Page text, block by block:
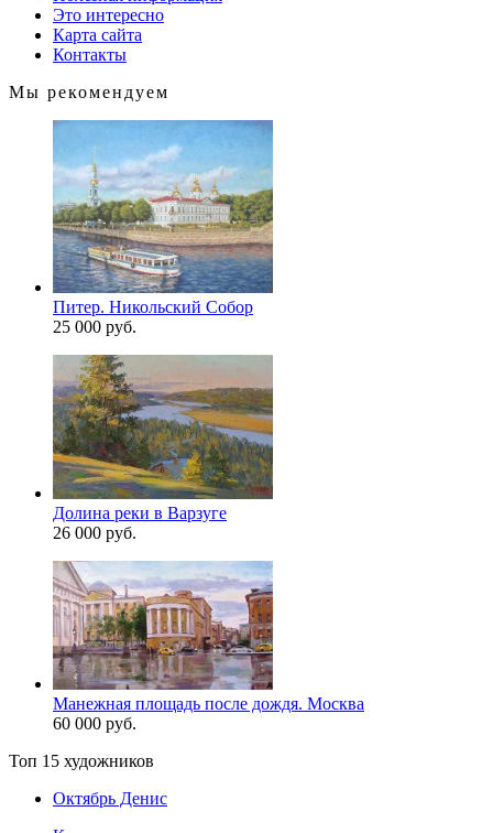
Это интересно
Карта сайта
Контакты
Мы рекомендуем
Питер. Никольский Собор
25 000 руб.
Долина реки в Варзуге
26 000 руб.
Манежная площадь после дождя. Москва
60 000 руб.
Топ 15 художников
Октябрь Денис